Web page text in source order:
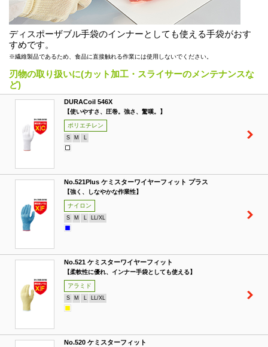
ディスポーザブル手袋のインナーとしても使える手袋がおす
すめです。
※繊維製品であるため、食品に直接触れる作業には使用しないでください。
刃物の取り扱いに(カット加工・スライサーのメンテナンスな
ど)
DURACoil 546X
【使いやすさ、圧巻。強さ、驚嘆。】
ポリエチレン
S M
No.521Plus ケミスターワイヤーフィット プラス
【強く、しなやかな作業性】
ナイロン
S M LL/XL
No.521 ケミスターワイヤーフィット
【柔軟性に優れ、インナー手袋としても使える】
アラミド
S M LL/XL
No.520 ケミスターフィット